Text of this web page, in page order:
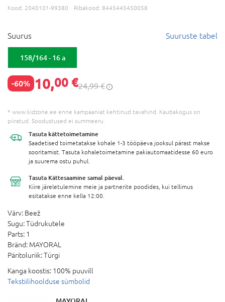
Kood: 2040101-99380 Ribakood: 8445445450058
Suurus Suuruste tabel
158/164 - 16 a
-60% 10,00 €24,99 €
* www.kidzone.ee enne kampaaniat kehtinud tavahind. Kaubakogus on
piiratud. Soodustused ei summeeru.
Tasuta kättetoimetamine
Saadetised toimetatakse kohale 1-3 tööpäeva jooksul pärast makse
sooritamist. Tasuta kohaletoimetamine pakiautomaatidesse 60 euro
ja suurema ostu puhul.
Tasuta Kättesaamine samal päeval.
Kiire järeletulemine meie ja partnerite poodides, kui tellimus
esitatakse enne kella 12:00.
Värv: Beež
Sugu:Tüdrukutele
Parts: 1
Bränd: MAYORAL
Päritoluriik:Türgi
Kanga koostis: 100% puuvill
Tekstiilihoolduse sümbolid